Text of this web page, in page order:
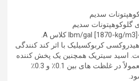
کربوکسیلیک با اثر کند کنندگی
اسید سیتریک همچنین یک پخش کننده
موثر سیمان است و معمولاً در غلظت های بین 0.1٪ و 0.3٪